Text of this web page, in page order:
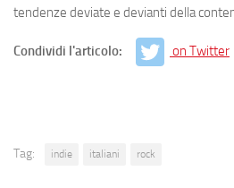
tendenze deviate e devianti della
Condividi l'articolo: on Twitter
Tag: indie italiani rock